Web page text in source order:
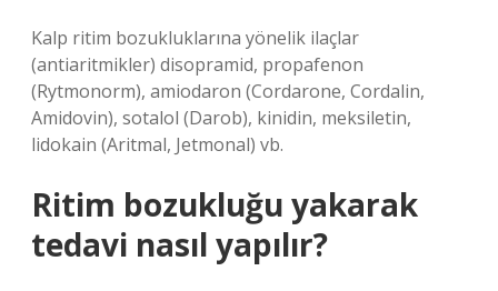
Kalp ritim bozukluklarına yönelik ilaçlar
(antiaritmikler) disopramid, propafenon
(Rytmonorm), amiodaron (Cordarone, Cordalin,
Amidovin), sotalol (Darob), kinidin, meksiletin,
lidokain (Aritmal, Jetmonal) vb.
Ritim bozukluğu yakarak
tedavi nasıl yapılır?